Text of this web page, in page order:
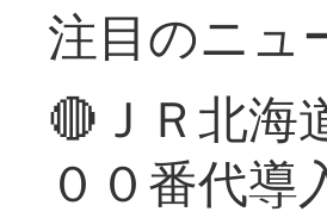
注目のニュ
🔴ＪＲ北海
００番代導